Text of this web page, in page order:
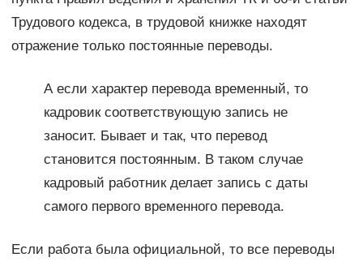
Трудового кодекса, в трудовой книжке находят
отражение только постоянные переводы.
А если характер перевода временный, то
кадровик соответствующую запись не
заносит. Бывает и так, что перевод
становится постоянным. В таком случае
кадровый работник делает запись с даты
самого первого временного перевода.
Если работа была официальной, то все переводы